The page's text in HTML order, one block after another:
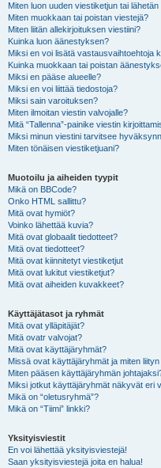
Miten luon uuden viestiketjun tai
Miten muokkaan tai poistan viestejä?
Miten liitän allekirjoituksen viestiini?
Kuinka luon äänestyksen?
Miksi en voi lisätä vastausvaihtoehtoja
Kuinka muokkaan tai poistan
Miksi en pääse alueelle?
Miksi en voi liittää tiedostoja?
Miksi sain varoituksen?
Miten ilmoitan viestin valvojalle?
Mitä “Tallenna”-painike viestin
Miksi minun viestini tarvitsee
Miten tönäisen viestiketjuani?
Muotoilu ja aiheiden tyypit
Mikä on BBCode?
Onko HTML sallittu?
Mitä ovat hymiöt?
Voinko lähettää kuvia?
Mitä ovat globaalit tiedotteet?
Mitä ovat tiedotteet?
Mitä ovat kiinnitetyt viestiketjut
Mitä ovat lukitut viestiketjut?
Mitä ovat aiheiden kuvakkeet?
Käyttäjätasot ja ryhmät
Mitä ovat ylläpitäjät?
Mitä ovatr valvojat?
Mitä ovat käyttäjäryhmät?
Missä ovat käyttäjäryhmät ja miten
Miten pääsen käyttäjäryhmän
Miksi jotkut käyttäjäryhmät näkyvät eri
Mikä on “oletusryhmä”?
Mikä on “Tiimi” linkki?
Yksityisviestit
En voi lähettää yksityisviestejä!
Saan yksityisviestejä joita en halua!